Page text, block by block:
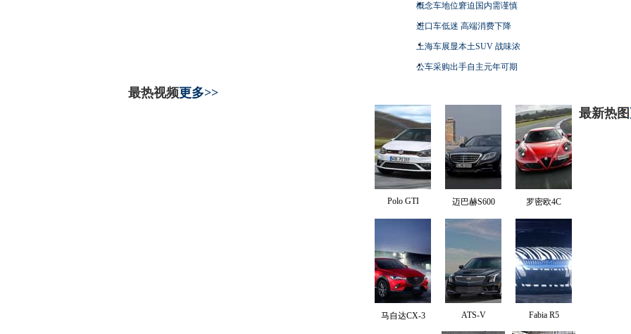
概念车地位窘迫国内需谨慎
进口车低迷 高端消费下降
上海车展显本土SUV 战味浓
公车采购出手自主元年可期
最热视频更多>>
Polo GTI 迈巴赫S600 罗密欧4C
马自达CX-3 ATS-V Fabia R5
最新热图